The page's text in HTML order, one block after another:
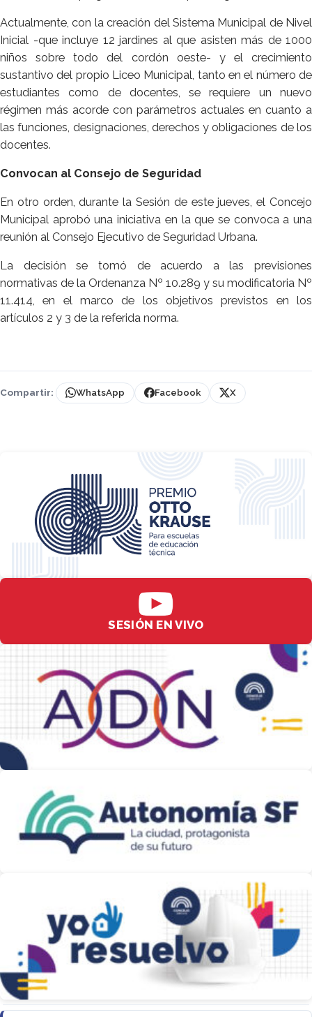
Actualmente, con la creación del Sistema Municipal de Nivel
Inicial -que incluye 12 jardines al que asisten más de 1000
niños sobre todo del cordón oeste- y el crecimiento
sustantivo del propio Liceo Municipal, tanto en el número de
estudiantes como de docentes, se requiere un nuevo
régimen más acorde con parámetros actuales en cuanto a
las funciones, designaciones, derechos y obligaciones de los
docentes.
Convocan al Consejo de Seguridad
En otro orden, durante la Sesión de este jueves, el Concejo
Municipal aprobó una iniciativa en la que se convoca a una
reunión al Consejo Ejecutivo de Seguridad Urbana.
La decisión se tomó de acuerdo a las previsiones
normativas de la Ordenanza Nº 10.289 y su modificatoria Nº
11.414, en el marco de los objetivos previstos en los
artículos 2 y 3 de la referida norma.
Compartir: WhatsApp Facebook X
SESIÓN EN VIVO